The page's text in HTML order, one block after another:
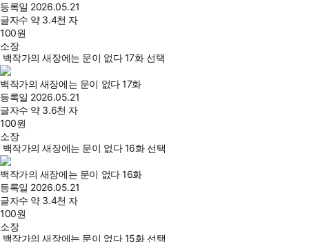
등록일 2026.05.21
글자수 약 3.4천 자
100원
소장
백작가의 새장에는 문이 없다 17화 선택
백작가의 새장에는 문이 없다 17화
등록일 2026.05.21
글자수 약 3.6천 자
100원
소장
백작가의 새장에는 문이 없다 16화 선택
백작가의 새장에는 문이 없다 16화
등록일 2026.05.21
글자수 약 3.4천 자
100원
소장
백작가의 새장에는 문이 없다 15화 선택